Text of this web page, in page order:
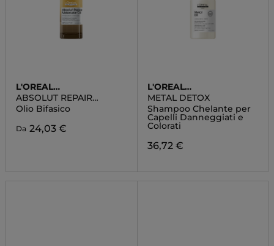
L'OREAL
PROFESSIONNEL
ABSOLUT REPAIR
MOLECULAR OLIO
Olio Bifasico
Da 24,03 €
L'OREAL
PROFESSIONNEL
METAL DETOX
Shampoo Chelante per
Capelli Danneggiati e
Colorati
36,72 €